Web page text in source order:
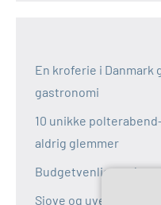
En kroferie i Danmark
gastronomi
10 unikke
aldrig glemmer
Budgetvenlige
Sjove og uventede